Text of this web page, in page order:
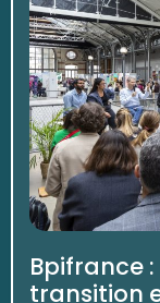
Bpifrance
transition